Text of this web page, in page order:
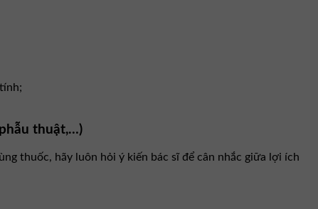
thuật,…)
thuốc, hãy luôn hỏi ý kiến bác sĩ để cân nhắc giữa lợi ích